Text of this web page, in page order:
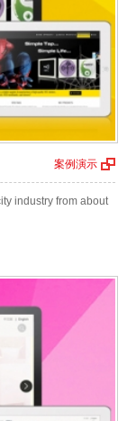
案例演示
industry from about